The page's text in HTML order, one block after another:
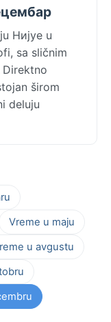
Нијуе u
sa sličnim
širom
deluju
Vreme u maju
u avgustu